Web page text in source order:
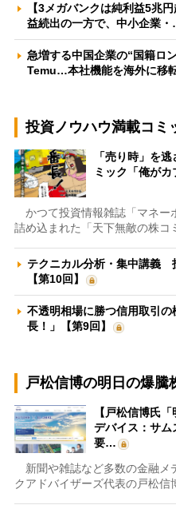
【3メガバンクは純利益5兆
益続出の一方で、中小企業
急増する中国企業の“国籍ロ
Temu…本社機能を海外に移
投資ノウハウ満載コミ
「売り時」を
ミック「俺がカ
かつて投資情報雑誌「マネー
詰め込まれた「天下無敵の株コ
テクニカル分析・集中講義
【第10回】
不透明相場に勝つ信用取引
長！」【第9回】
戸松信博の明日の爆騰
【戸松信博氏
デバイス：サム
要…
新聞や雑誌など多数の金融メ
クアドバイザーズ代表の戸松信